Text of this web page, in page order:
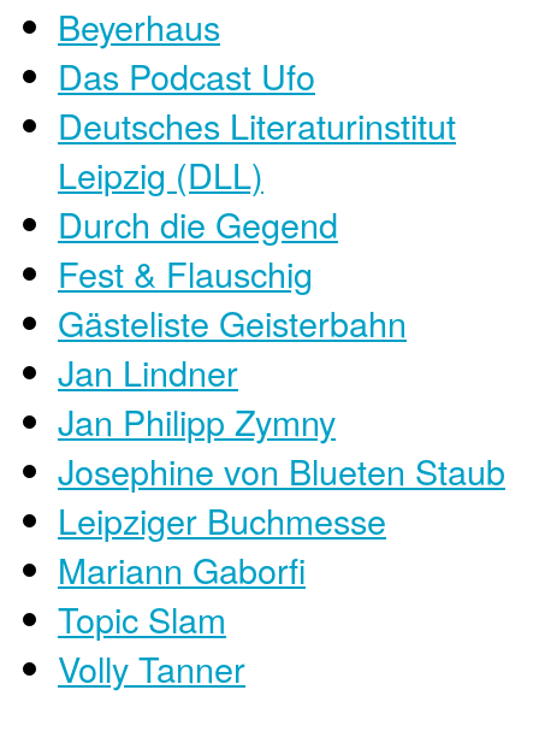
Beyerhaus
Das Podcast Ufo
Deutsches Literaturinstitut
Leipzig (DLL)
Durch die Gegend
Fest & Flauschig
Gästeliste Geisterbahn
Jan Lindner
Jan Philipp Zymny
Josephine von Blueten Staub
Leipziger Buchmesse
Mariann Gaborfi
Topic Slam
Volly Tanner